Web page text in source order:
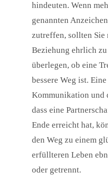
hindeuten. Wenn
genannten
zutreffen, sollten Sie
Beziehung ehrlich
überlegen, ob eine
bessere Weg ist.
Kommunikation und
dass eine
Ende erreicht hat,
den Weg zu einem
erfüllteren Leben
oder getrennt.